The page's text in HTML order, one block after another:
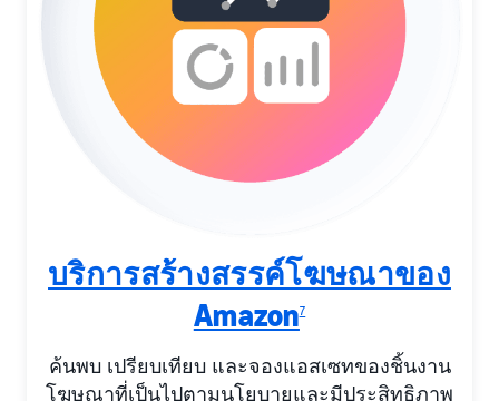
บริการสร้างสรรค์โฆษณาของ
Amazon7
ค้นพบ เปรียบเทียบ และจองแอสเซทของชิ้นงาน
โฆษณาที่เป็นไปตามนโยบายและมีประสิทธิภาพ